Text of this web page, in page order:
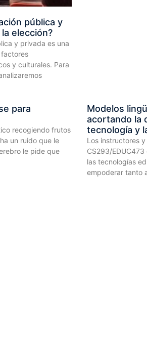
pública y
elección?
y privada es una
y culturales. Para
para
recogiendo frutos
un ruido que le
le pide que
Modelos
acortando la
tecnología y
Los instructores
CS293/
las tecnologías
empoderar tanto